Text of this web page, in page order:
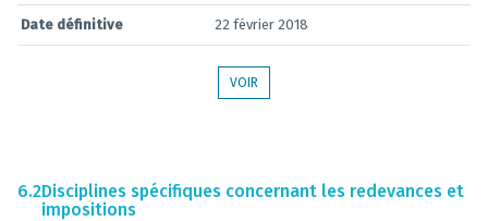
Date définitive 22 février 2018
VOIR
6.2Disciplines spécifiques concernant les redevances et
impositions